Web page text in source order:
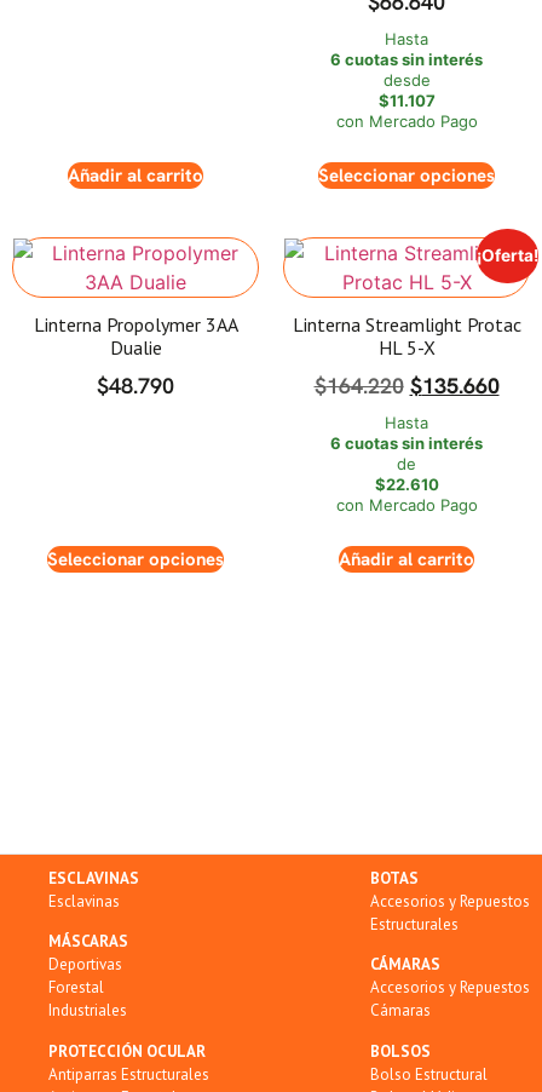
Añadir al carrito
Hasta
6 cuotas sin interés
desde
$11.107
con Mercado Pago
Seleccionar opciones
Linterna Propolymer 3AA
Dualie
$48.790
Seleccionar opciones
¡Oferta!
Linterna Streamlight Protac
HL 5-X
$164.220 $135.660
Hasta
6 cuotas sin interés
de
$22.610
con Mercado Pago
Añadir al carrito
ESCLAVINAS
Esclavinas
MÁSCARAS
Deportivas
Forestal
Industriales
PROTECCIÓN OCULAR
Antiparras Estructurales
BOTAS
Accesorios y Repuestos
Estructurales
CÁMARAS
Accesorios y Repuestos
Cámaras
BOLSOS
Bolso Estructural